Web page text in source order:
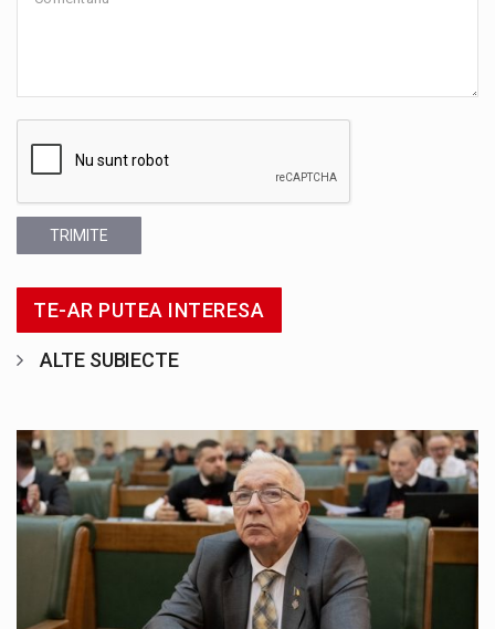
TRIMITE
TE-AR PUTEA INTERESA
ALTE SUBIECTE